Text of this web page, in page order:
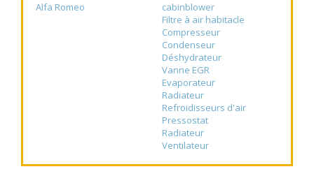
Alfa Romeo
cabinblower
Filtre à air habitacle
Compresseur
Condenseur
Déshydrateur
Vanne EGR
Evaporateur
Radiateur
Refroidisseurs d'air
Pressostat
Radiateur
Ventilateur